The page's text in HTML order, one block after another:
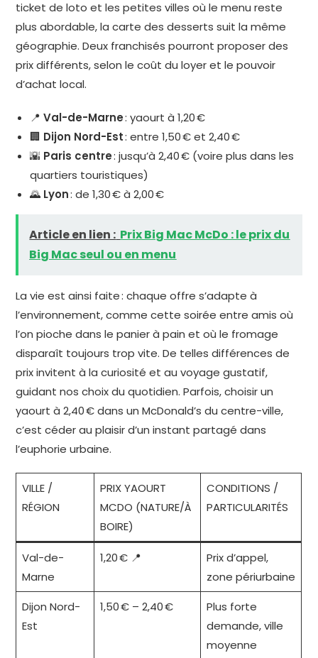
ticket de loto et les petites villes où le menu reste
plus abordable, la carte des desserts suit la même
géographie. Deux franchisés pourront proposer des
prix différents, selon le coût du loyer et le pouvoir
d’achat local.
📍Val-de-Marne: yaourt à 1,20 €
🏢 Dijon Nord-Est: entre 1,50 € et 2,40 €
🌇 Paris centre: jusqu’à 2,40 € (voire plus dans les
quartiers touristiques)
🌄 Lyon: de 1,30 € à 2,00 €
Article en lien : Prix Big Mac McDo : le prix du
Big Mac seul ou en menu
La vie est ainsi faite : chaque offre s’adapte à
l’environnement, comme cette soirée entre amis où
l’on pioche dans le panier à pain et où le fromage
disparaît toujours trop vite. De telles différences de
prix invitent à la curiosité et au voyage gustatif,
guidant nos choix du quotidien. Parfois, choisir un
yaourt à 2,40 € dans un McDonald’s du centre-ville,
c’est céder au plaisir d’un instant partagé dans
l’euphorie urbaine.
VILLE /
RÉGION
PRIX YAOURT
MCDO (NATURE/À
BOIRE)
CONDITIONS /
PARTICULARITÉS
Val-de-
Marne
1,20 € 📍
Prix d’appel,
zone périurbaine
Dijon Nord-
Est
1,50 € – 2,40 €
Plus forte
demande, ville
moyenne